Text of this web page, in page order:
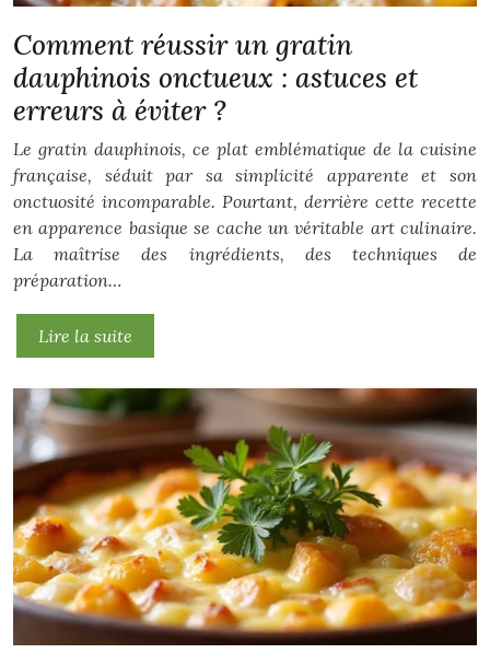
Comment réussir un gratin
dauphinois onctueux : astuces et
erreurs à éviter ?
Le gratin dauphinois, ce plat emblématique de la cuisine
française, séduit par sa simplicité apparente et son
onctuosité incomparable. Pourtant, derrière cette recette
en apparence basique se cache un véritable art culinaire.
La maîtrise des ingrédients, des techniques de
préparation…
Lire la suite